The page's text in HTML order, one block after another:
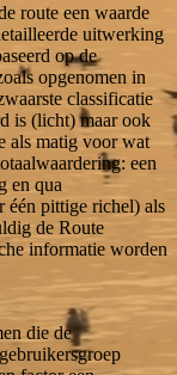
route een waarde
uitwerking
op de
opgenomen in
classificatie
is (licht) maar ook
als matig voor wat
een
en qua
één pittige richel) als
de Route
informatie worden
die de